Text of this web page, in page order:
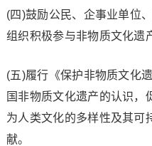
(四)鼓励公民、企事业单位
组织积极参与非物质文化遗
(五)履行《保护非物质文化
国非物质文化遗产的认识，
为人类文化的多样性及其可
献。